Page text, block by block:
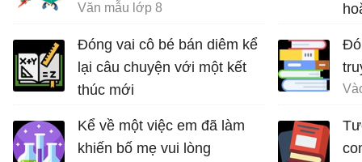
Văn mẫu lớp 8
Đóng vai cô bé bán diêm kể
lại câu chuyện với một kết
thúc mới
Kể về một việc em đã làm
khiến bố mẹ vui lòng